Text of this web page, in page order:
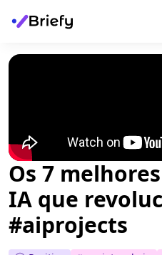
Os 7
IA que
#aiprojects